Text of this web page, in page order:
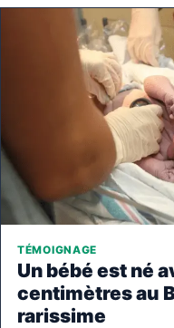
TÉMOIGNAGE
Un bébé est né
centimètres au
rarissime